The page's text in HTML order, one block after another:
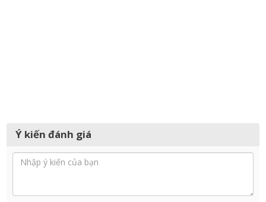
Ý kiến đánh giá